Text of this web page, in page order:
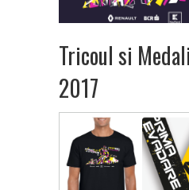
Tricoul si
2017